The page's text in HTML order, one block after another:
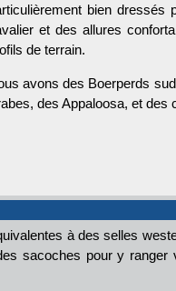
bien dressés
et des allures
de terrain.
avons des Boerperds
des Appaloosa, et des
à des selles
sacoches pour y ranger